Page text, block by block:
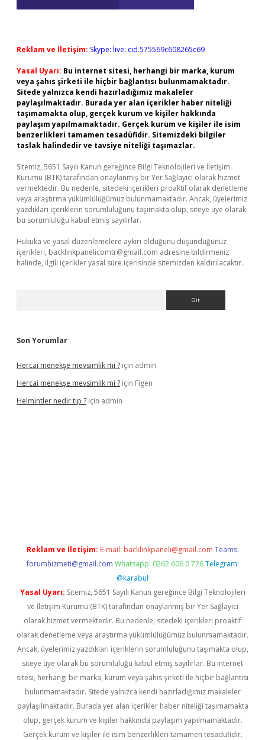
Reklam ve İletişim: Skype: live:.cid.575569c608265c69
Yasal Uyarı: Bu internet sitesi, herhangi bir marka, kurum
veya şahıs şirketi ile hiçbir bağlantısı bulunmamaktadır.
Sitede yalnızca kendi hazırladığımız makaleler
paylaşılmaktadır. Burada yer alan içerikler haber niteliği
taşımamakta olup, gerçek kurum ve kişiler hakkında
paylaşım yapılmamaktadır. Gerçek kurum ve kişiler ile isim
benzerlikleri tamamen tesadüfidir. Sitemizdeki bilgiler
taslak halindedir ve tavsiye niteliği taşımazlar.
Sitemiz, 5651 Sayılı Kanun gereğince Bilgi Teknolojileri ve İletişim
Kurumu (BTK) tarafından onaylanmış bir Yer Sağlayıcı olarak hizmet
vermektedir. Bu nedenle, sitedeki içerikleri proaktif olarak denetleme
veya araştırma yükümlülüğümüz bulunmamaktadır. Ancak, üyelerimiz
yazdıkları içeriklerin sorumluluğunu taşımakta olup, siteye üye olarak
bu sorumluluğu kabul etmiş sayılırlar.
Hukuka ve yasal düzenlemelere aykırı olduğunu düşündüğünüz
içerikleri, backlinkpanelicomtr@gmail.com adresine bildirmeniz
halinde, ilgili içerikler yasal süre içerisinde sitemizden kaldırılacaktır.
Son Yorumlar
Hercai menekşe mevsimlik mi ? için admin
Hercai menekşe mevsimlik mi ? için Figen
Helmintler nedir tıp ? için admin
Reklam ve İletişim: E-mail: backlinkpaneli@gmail.com Teams:
forumhizmeti@gmail.com Whatsapp: 0262 606 0 726 Telegram:
@karabul
Yasal Uyarı: Sitemiz, 5651 Sayılı Kanun gereğince Bilgi Teknolojileri
ve İletişim Kurumu (BTK) tarafından onaylanmış bir Yer Sağlayıcı
olarak hizmet vermektedir. Bu nedenle, sitedeki içerikleri proaktif
olarak denetleme veya araştırma yükümlülüğümüz bulunmamaktadır.
Ancak, üyelerimiz yazdıkları içeriklerin sorumluluğunu taşımakta olup,
siteye üye olarak bu sorumluluğu kabul etmiş sayılırlar. Bu internet
sitesi, herhangi bir marka, kurum veya şahıs şirketi ile hiçbir bağlantısı
bulunmamaktadır. Sitede yalnızca kendi hazırladığımız makaleler
paylaşılmaktadır. Burada yer alan içerikler haber niteliği taşımamakta
olup, gerçek kurum ve kişiler hakkında paylaşım yapılmamaktadır.
Gerçek kurum ve kişiler ile isim benzerlikleri tamamen tesadüfidir.